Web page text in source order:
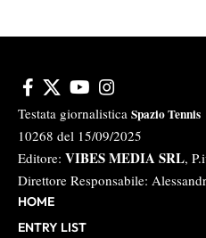
Testata giornalistica Spazio Tennis
10268 del 15/09/2025
Editore: VIBES MEDIA SRL,
Direttore Responsabile:
HOME
ENTRY LIST